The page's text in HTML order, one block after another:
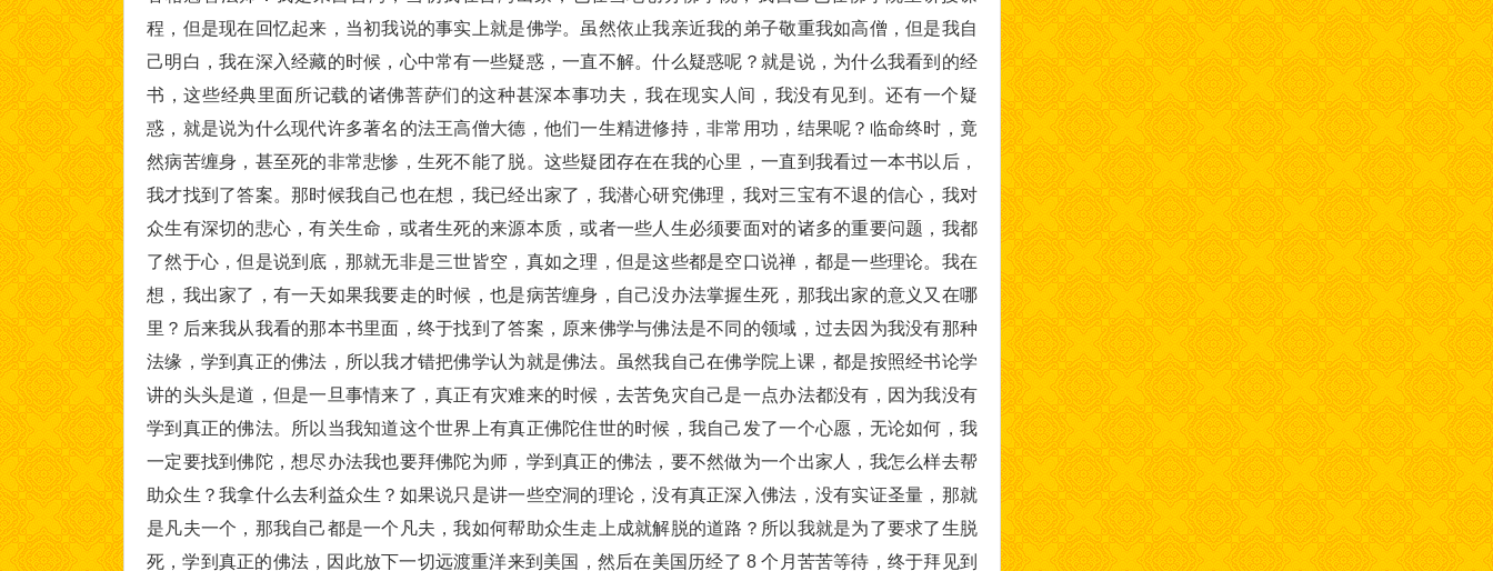
程，但是现在回忆起来，当初我说的事实上就是佛学。虽然依止我亲近我的弟子敬重我如高僧，但是我自
己明白，我在深入经藏的时候，心中常有一些疑惑，一直不解。什么疑惑呢？就是说，为什么我看到的经
书，这些经典里面所记载的诸佛菩萨们的这种甚深本事功夫，我在现实人间，我没有见到。还有一个疑
惑，就是说为什么现代许多著名的法王高僧大德，他们一生精进修持，非常用功，结果呢？临命终时，竟
然病苦缠身，甚至死的非常悲惨，生死不能了脱。这些疑团存在在我的心里，一直到我看过一本书以后，
我才找到了答案。那时候我自己也在想，我已经出家了，我潜心研究佛理，我对三宝有不退的信心，我对
众生有深切的悲心，有关生命，或者生死的来源本质，或者一些人生必须要面对的诸多的重要问题，我都
了然于心，但是说到底，那就无非是三世皆空，真如之理，但是这些都是空口说禅，都是一些理论。我在
想，我出家了，有一天如果我要走的时候，也是病苦缠身，自己没办法掌握生死，那我出家的意义又在哪
里？后来我从我看的那本书里面，终于找到了答案，原来佛学与佛法是不同的领域，过去因为我没有那种
法缘，学到真正的佛法，所以我才错把佛学认为就是佛法。虽然我自己在佛学院上课，都是按照经书论学
讲的头头是道，但是一旦事情来了，真正有灾难来的时候，去苦免灾自己是一点办法都没有，因为我没有
学到真正的佛法。所以当我知道这个世界上有真正佛陀住世的时候，我自己发了一个心愿，无论如何，我
一定要找到佛陀，想尽办法我也要拜佛陀为师，学到真正的佛法，要不然做为一个出家人，我怎么样去帮
助众生？我拿什么去利益众生？如果说只是讲一些空洞的理论，没有真正深入佛法，没有实证圣量，那就
是凡夫一个，那我自己都是一个凡夫，我如何帮助众生走上成就解脱的道路？所以我就是为了要求了生脱
死，学到真正的佛法，因此放下一切远渡重洋来到美国，然后在美国历经了 8 个月苦苦等待，终于拜见到